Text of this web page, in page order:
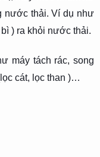
nước thải. Ví dụ như
) ra khỏi nước thải.
máy tách rác, song
cát, lọc than )…